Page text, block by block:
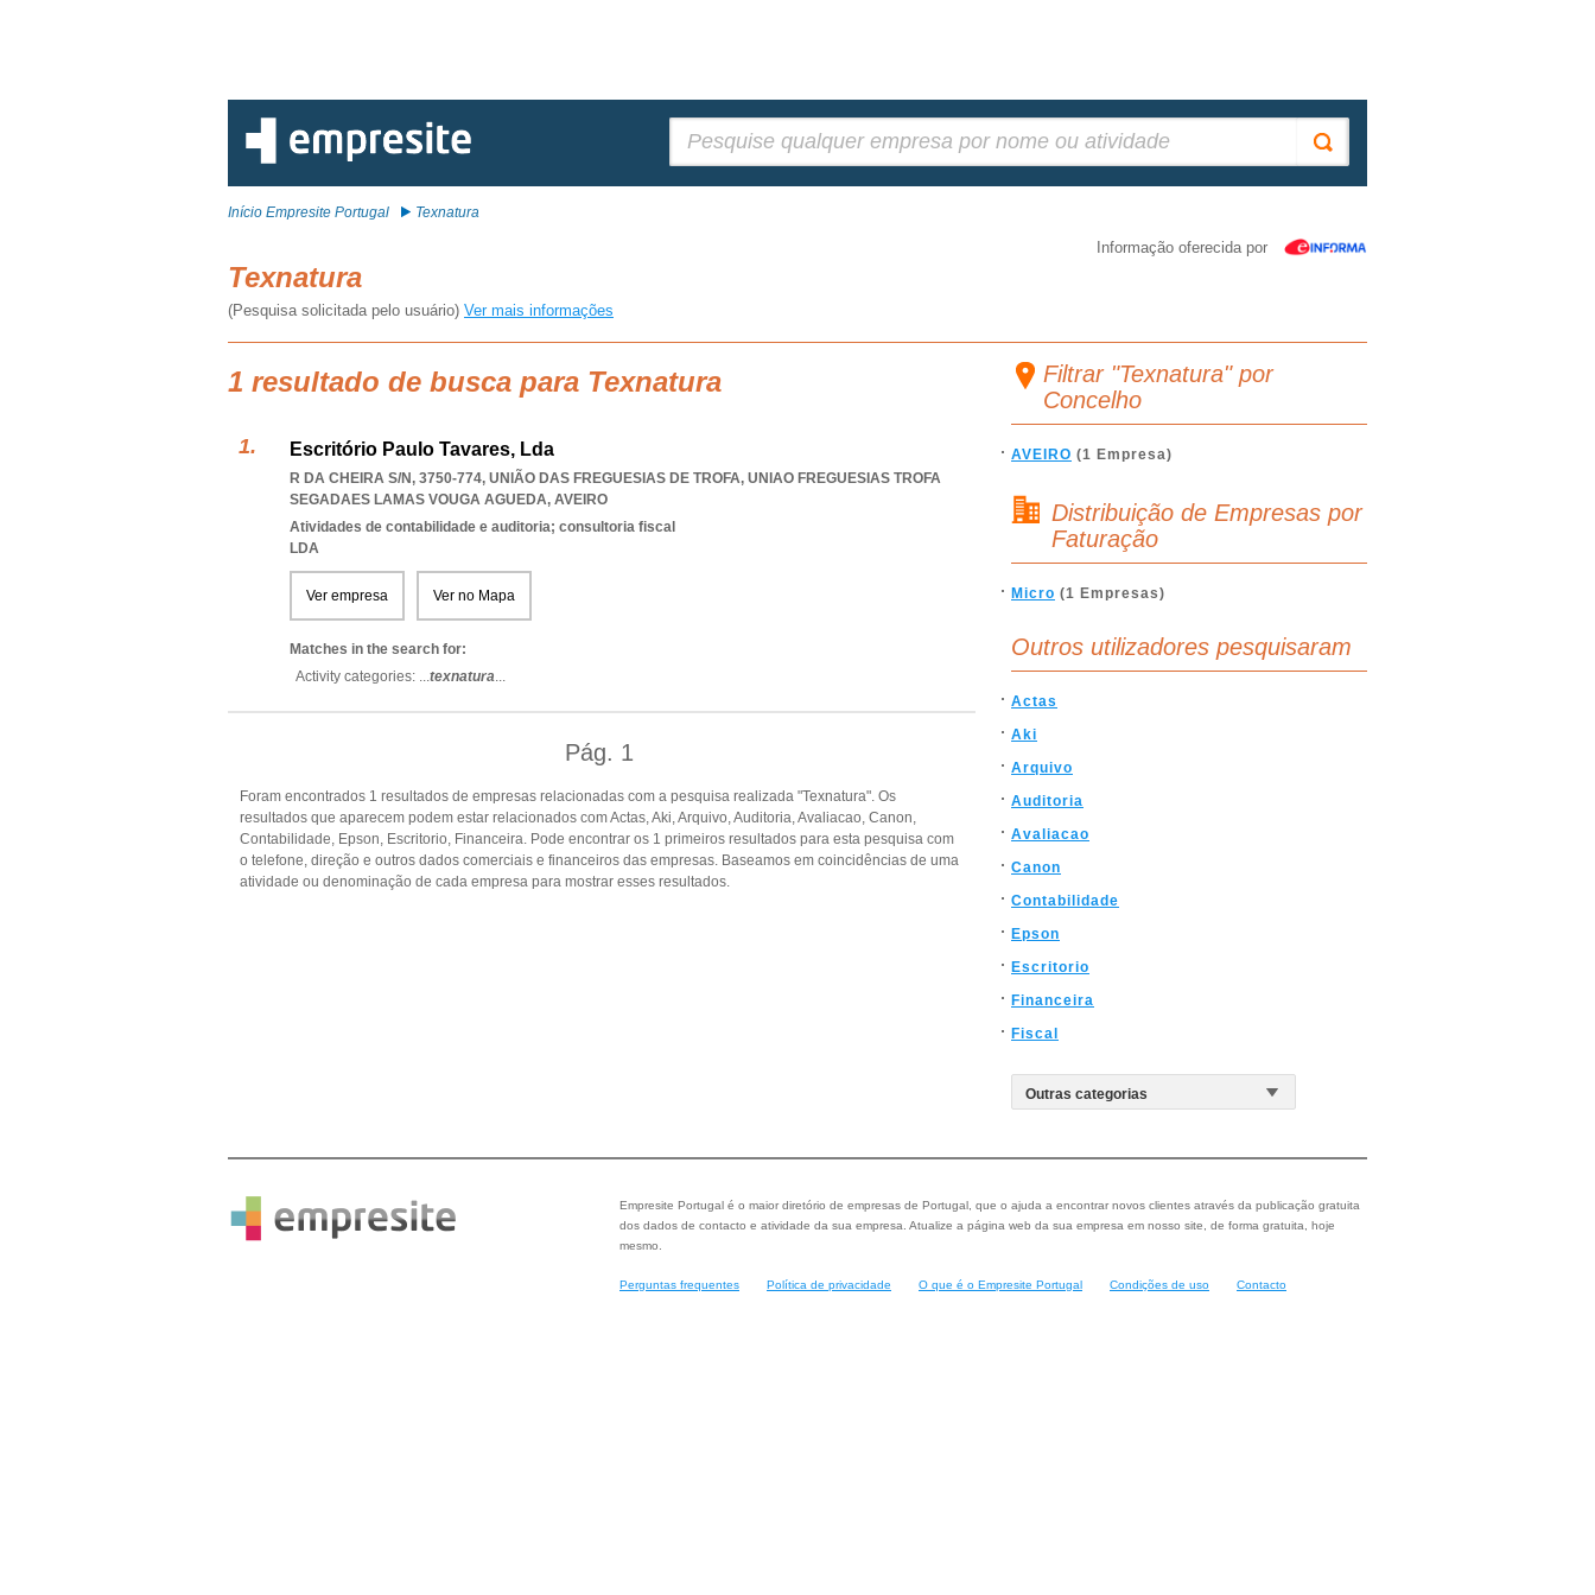
Início Empresite Portugal Texnatura
Informação oferecida por
Texnatura
(Pesquisa solicitada pelo usuário) Ver mais informações
1 resultado de busca para Texnatura
Escritório Paulo Tavares, Lda
R DA CHEIRA S/N, 3750-774, UNIÃO DAS FREGUESIAS DE TROFA, UNIAO FREGUESIAS TROFA
SEGADAES LAMAS VOUGA AGUEDA, AVEIRO
Atividades de contabilidade e auditoria; consultoria fiscal
LDA
Ver empresa Ver no Mapa
Matches in the search for:
Activity categories: ...texnatura...
Pág. 1
Foram encontrados 1 resultados de empresas relacionadas com a pesquisa realizada "Texnatura". Os
resultados que aparecem podem estar relacionados com Actas, Aki, Arquivo, Auditoria, Avaliacao, Canon,
Contabilidade, Epson, Escritorio, Financeira. Pode encontrar os 1 primeiros resultados para esta pesquisa com
o telefone, direção e outros dados comerciais e financeiros das empresas. Baseamos em coincidências de uma
atividade ou denominação de cada empresa para mostrar esses resultados.
Filtrar "Texnatura" por
Concelho
AVEIRO (1 Empresa)
Distribuição de Empresas por
Faturação
Micro (1 Empresas)
Outros utilizadores pesquisaram
Actas
Aki
Arquivo
Auditoria
Avaliacao
Canon
Contabilidade
Epson
Escritorio
Financeira
Fiscal
Empresite Portugal é o maior diretório de empresas de Portugal, que o ajuda a encontrar novos clientes através da publicação gratuita
dos dados de contacto e atividade da sua empresa. Atualize a página web da sua empresa em nosso site, de forma gratuita, hoje
mesmo.
Perguntas frequentes Política de privacidade O que é o Empresite Portugal Condições de uso Contacto